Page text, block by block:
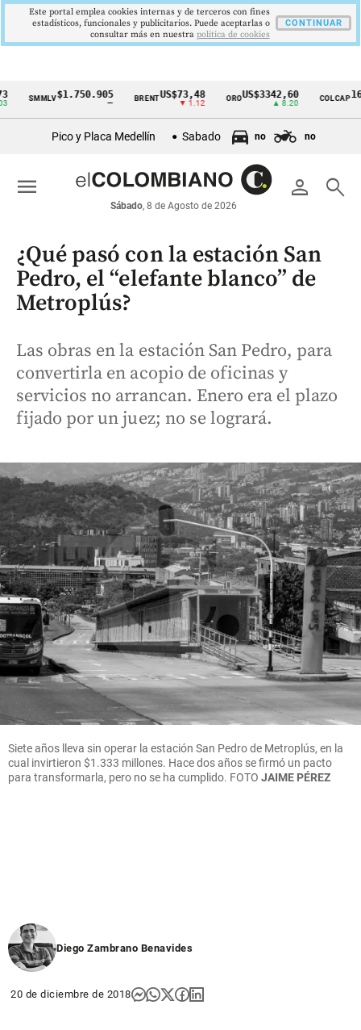
Cintillo
económicos
Colombia
SMMLV$1.750.905 BRENT US$73,48
▼ 1.12
ORO US$3342,60 COLCAP
Pico y Placa Medellín Sabado no no
person search
Sábado, 8 de Agosto de 2026
menu
¿Qué pasó con la estación San
Pedro, el “elefante blanco” de
Metroplús?
Las obras en la estación San Pedro, para
convertirla en acopio de oficinas y
servicios no arrancan. Enero era el plazo
fijado por un juez; no se logrará.
Siete años lleva sin operar la estación San Pedro de Metroplús, en la
cual invirtieron $1.333 millones. Hace dos años se firmó un pacto
para transformarla, pero no se ha cumplido. FOTO JAIME PÉREZ
Diego Zambrano Benavides
20 de diciembre de 2018
Este portal emplea cookies internas y de terceros con fines
estadísticos, funcionales y publicitarios. Puede aceptarlas o
consultar más en nuestra politica de cookies
CONTINUAR